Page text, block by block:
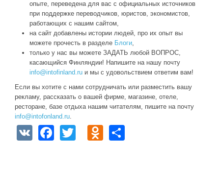
опыте, переведена для вас с официальных источников
при поддержке переводчиков, юристов, экономистов,
работающих с нашим сайтом,
на сайт добавлены истории людей, про их опыт вы
можете прочесть в разделе Блоги,
только у нас вы можете ЗАДАТЬ любой ВОПРОС,
касающийся Финляндии! Напишите на нашу почту
info@intofinland.ru и мы с удовольствием ответим вам!
Если вы хотите с нами сотрудничать или разместить вашу
рекламу, рассказать о вашей фирме, магазине, отеле,
ресторане, базе отдыха нашим читателям, пишите на почту
info@intofonland.ru.
V
F
O